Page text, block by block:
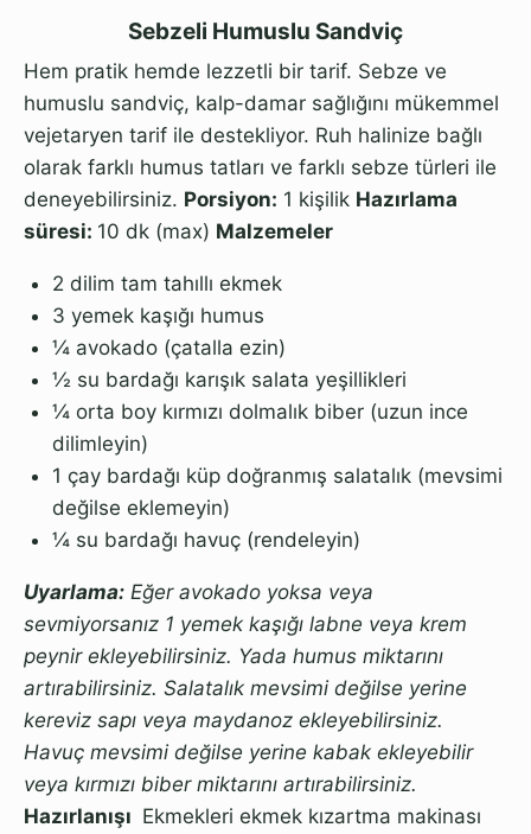
Sebzeli Humuslu Sandviç
Hem pratik hemde lezzetli bir tarif. Sebze ve
humuslu sandviç, kalp-damar sağlığını mükemmel
vejetaryen tarif ile destekliyor. Ruh halinize bağlı
olarak farklı humus tatları ve farklı sebze türleri ile
deneyebilirsiniz. Porsiyon: 1 kişilik Hazırlama
süresi: 10 dk (max) Malzemeler
2 dilim tam tahıllı ekmek
3 yemek kaşığı humus
¼ avokado (çatalla ezin)
½ su bardağı karışık salata yeşillikleri
¼ orta boy kırmızı dolmalık biber (uzun ince
dilimleyin)
1 çay bardağı küp doğranmış salatalık (mevsimi
değilse eklemeyin)
¼ su bardağı havuç (rendeleyin)
Uyarlama: Eğer avokado yoksa veya
sevmiyorsanız 1 yemek kaşığı labne veya krem
peynir ekleyebilirsiniz. Yada humus miktarını
artırabilirsiniz. Salatalık mevsimi değilse yerine
kereviz sapı veya maydanoz ekleyebilirsiniz.
Havuç mevsimi değilse yerine kabak ekleyebilir
veya kırmızı biber miktarını artırabilirsiniz.
Hazırlanışı Ekmekleri ekmek kızartma makinası